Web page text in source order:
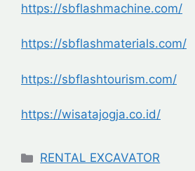
https://sbflashmachine.com/
https://sbflashmaterials.com/
https://sbflashtourism.com/
https://wisatajogja.co.id/
Categories
RENTAL EXCAVATOR